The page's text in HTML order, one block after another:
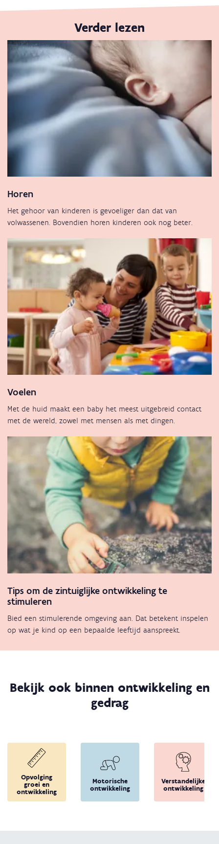
Verder lezen
Horen
Het gehoor van kinderen is gevoeliger dan dat van
volwassenen. Bovendien horen kinderen ook nog beter.
Voelen
Met de huid maakt een baby het meest uitgebreid contact
met de wereld, zowel met mensen als met dingen.
Tips om de zintuiglijke ontwikkeling te
stimuleren
Bied een stimulerende omgeving aan. Dat betekent inspelen
op wat je kind op een bepaalde leeftijd aanspreekt.
Bekijk ook binnen ontwikkeling en
gedrag
Opvolging
groei en
ontwikkeling
Motorische
ontwikkeling
Verstandelijke
ontwikkeling